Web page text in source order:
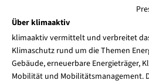
Über klimaaktiv
klimaaktiv vermittelt und verbreitet
Klimaschutz rund um die Themen
Gebäude, erneuerbare Energieträger,
Mobilität und Mobilitätsmanagement.